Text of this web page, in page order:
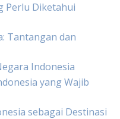
Perlu Diketahui
Tantangan dan
Indonesia
yang Wajib
sebagai Destinasi